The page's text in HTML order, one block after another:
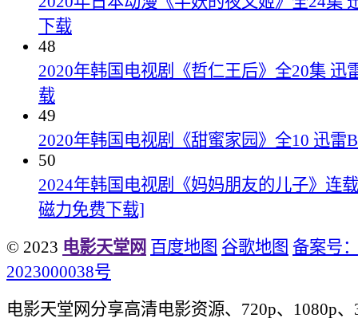
下载
48
2020年韩国电视剧《哲仁王后》全20集 迅
载
49
2020年韩国电视剧《甜蜜家园》全10 迅雷
50
2024年韩国电视剧《妈妈朋友的儿子》连
磁力免费下载]
© 2023 电影天堂网 百度地图 谷歌地图 备案号
2023000038号
电影天堂网分享高清电影资源、720p、1080p